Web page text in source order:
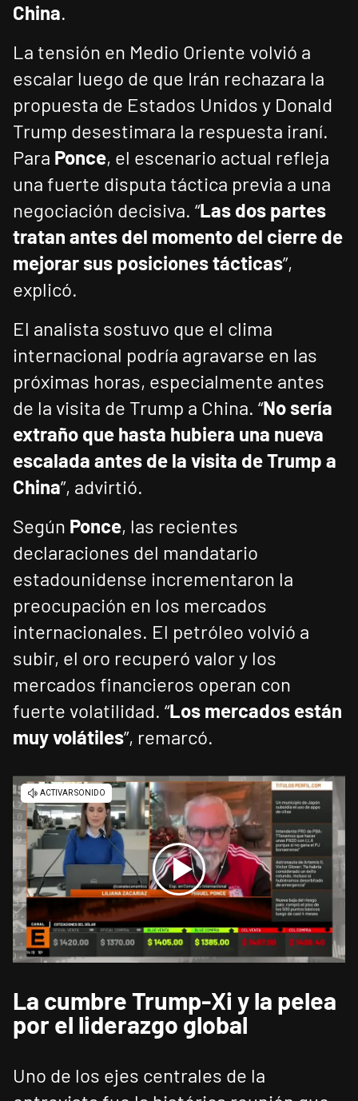
China.
La tensión en Medio Oriente volvió a
escalar luego de que Irán rechazara la
propuesta de Estados Unidos y Donald
Trump desestimara la respuesta iraní.
Para Ponce, el escenario actual refleja
una fuerte disputa táctica previa a una
negociación decisiva. “Las dos partes
tratan antes del momento del cierre de
mejorar sus posiciones tácticas”,
explicó.
El analista sostuvo que el clima
internacional podría agravarse en las
próximas horas, especialmente antes
de la visita de Trump a China. “No sería
extraño que hasta hubiera una nueva
escalada antes de la visita de Trump a
China”, advirtió.
Según Ponce, las recientes
declaraciones del mandatario
estadounidense incrementaron la
preocupación en los mercados
internacionales. El petróleo volvió a
subir, el oro recuperó valor y los
mercados financieros operan con
fuerte volatilidad. “Los mercados están
muy volátiles”, remarcó.
La cumbre Trump-Xi y la pelea
por el liderazgo global
Uno de los ejes centrales de la